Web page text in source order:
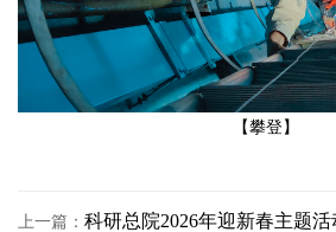
【攀登】
上一篇： 科研总院2026年迎新春主题活